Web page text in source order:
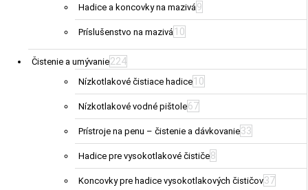
Hadice a koncovky na mazivá9
Príslušenstvo na mazivá 10
Čistenie a umývanie224
Nízkotlakové čistiace hadice 10
Nízkotlakové vodné pištole67
Prístroje na penu – čistenie a dávkovanie33
Hadice pre vysokotlakové čističe8
Koncovky pre hadice vysokotlakových čističov37